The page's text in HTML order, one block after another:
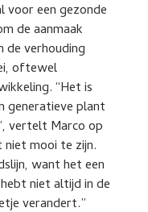
voor een gezonde
de aanmaak
de verhouding
oftewel
“Het is
generatieve plant
vertelt Marco op
mooi te zijn.
want het een
niet altijd in de
verandert.”